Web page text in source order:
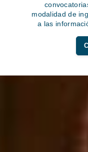
modalidad de
a las